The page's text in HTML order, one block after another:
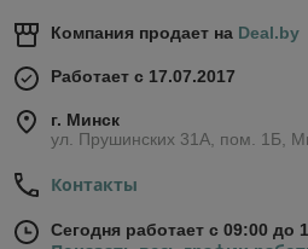
Компания продает на Deal.by
Работает с 17.07.2017
г. Минск
ул. Прушинских 31А, пом. 1Б,
Контакты
Сегодня работает с 09:00 до